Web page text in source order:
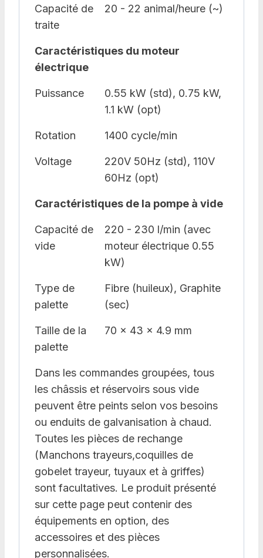
Capacité de
traite
20 - 22 animal/heure (~)
Caractéristiques du moteur
électrique
Puissance
0.55 kW (std), 0.75 kW,
1.1 kW (opt)
Rotation 1400 cycle/min
Voltage
220V 50Hz (std), 110V
60Hz (opt)
Caractéristiques de la pompe à vide
Capacité de
vide
220 - 230 l/min (avec
moteur électrique 0.55
kW)
Type de
palette
Fibre (huileux), Graphite
(sec)
Taille de la
palette
70 x 43 x 4.9 mm
Dans les commandes groupées, tous
les châssis et réservoirs sous vide
peuvent être peints selon vos besoins
ou enduits de galvanisation à chaud.
Toutes les pièces de rechange
(Manchons trayeurs,coquilles de
gobelet trayeur, tuyaux et à griffes)
sont facultatives. Le produit présenté
sur cette page peut contenir des
équipements en option, des
accessoires et des pièces
personnalisées.